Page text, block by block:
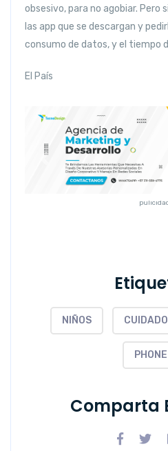
obsesivo, para no agobiar.
las app que se descargan y
consumo de datos, y el tiempo
El País
Anterior
NIÑOS
PHONE
Comparta